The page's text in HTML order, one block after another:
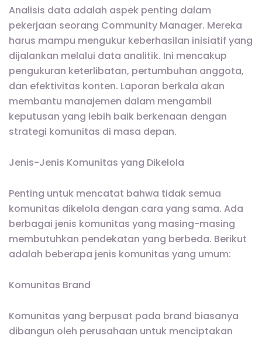
Analisis data adalah aspek penting dalam
pekerjaan seorang Community Manager. Mereka
harus mampu mengukur keberhasilan inisiatif yang
dijalankan melalui data analitik. Ini mencakup
pengukuran keterlibatan, pertumbuhan anggota,
dan efektivitas konten. Laporan berkala akan
membantu manajemen dalam mengambil
keputusan yang lebih baik berkenaan dengan
strategi komunitas di masa depan.
Jenis-Jenis Komunitas yang Dikelola
Penting untuk mencatat bahwa tidak semua
komunitas dikelola dengan cara yang sama. Ada
berbagai jenis komunitas yang masing-masing
membutuhkan pendekatan yang berbeda. Berikut
adalah beberapa jenis komunitas yang umum:
Komunitas Brand
Komunitas yang berpusat pada brand biasanya
dibangun oleh perusahaan untuk menciptakan